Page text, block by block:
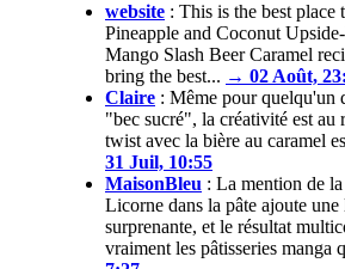
website : This is the best place
Pineapple and Coconut
Mango Slash Beer Caramel
bring the best... → 02 Août,
Claire : Même pour quelqu'un
"bec sucré", la créativité est au
twist avec la bière au caramel
31 Juil, 10:55
MaisonBleu : La mention de
Licorne dans la pâte ajoute une
surprenante, et le résultat
vraiment les pâtisseries manga